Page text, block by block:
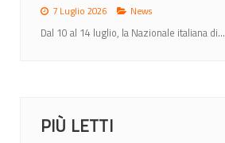
7 Luglio 2026 News
Dal 10 al 14 luglio, la Nazionale italiana di...
PIÙ LETTI